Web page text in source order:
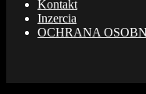
Kontakt
Inzercia
OCHRANA